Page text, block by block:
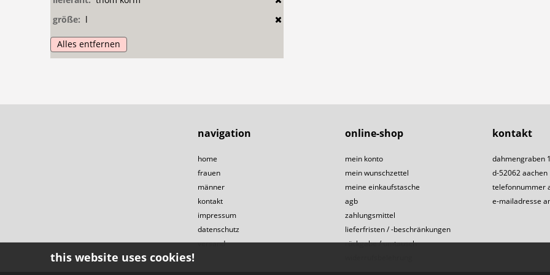
größe: l
Alles entfernen
navigation
home
frauen
männer
kontakt
impressum
datenschutz
versand
online-shop
mein konto
mein wunschzettel
meine einkaufstasche
agb
zahlungsmittel
lieferfristen / -beschränkungen
rückgabe / umtausch
kontakt
dahmengraben 1
d-52062 aachen
telefonnummer
e-mailadresse
this website uses cookies!